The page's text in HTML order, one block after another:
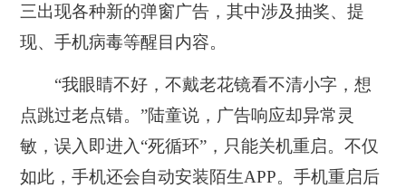
三出现各种新的弹窗广告，其中涉及抽奖、提
现、手机病毒等醒目内容。
“我眼睛不好，不戴老花镜看不清小字，想
点跳过老点错。”陆童说，广告响应却异常灵
敏，误入即进入“死循环”，只能关机重启。不仅
如此，手机还会自动安装陌生APP。手机重启后